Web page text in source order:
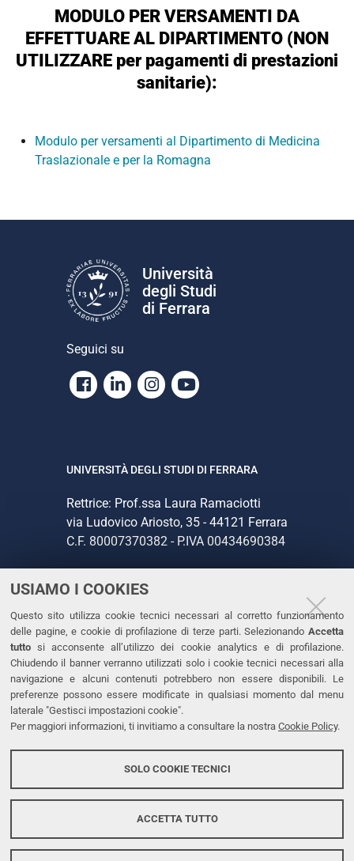
USIAMO I COOKIES
Questo sito utilizza cookie tecnici necessari al corretto funzionamento
delle pagine, e cookie di profilazione di terze parti. Selezionando Accetta
tutto si acconsente all’utilizzo dei cookie analytics e di profilazione.
Chiudendo il banner verranno utilizzati solo i cookie tecnici necessari alla
navigazione e alcuni contenuti potrebbero non essere disponibili. Le
preferenze possono essere modificate in qualsiasi momento dal menu
laterale "Gestisci impostazioni cookie".
Per maggiori informazioni, ti invitiamo a consultare la nostra Cookie Policy.
SOLO COOKIE TECNICI
ACCETTA TUTTO
MODULO PER VERSAMENTI DA
EFFETTUARE AL DIPARTIMENTO (NON
UTILIZZARE per pagamenti di prestazioni
sanitarie):
Modulo per versamenti al Dipartimento di Medicina
Traslazionale e per la Romagna
Università
degli Studi
di Ferrara
Seguici su
Facebook
LinkedinInstagram
Youtube
UNIVERSITÀ DEGLI STUDI DI FERRARA
Rettrice: Prof.ssa Laura Ramaciotti
via Ludovico Ariosto, 35 - 44121 Ferrara
C.F. 80007370382 - P.IVA 00434690384
CONTATTI
Tel. +39 0532 293111
Fax. +39 0532 293031
PEC
LINKS
Dichiarazione di accessibilità
Protezione dati personali